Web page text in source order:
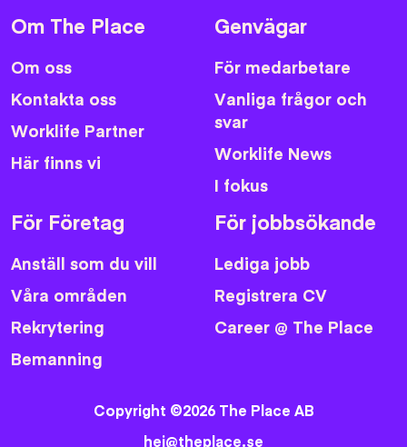
Om The Place
Om oss
Kontakta oss
Worklife Partner
Här finns vi
Genvägar
För medarbetare
Vanliga frågor och
svar
Worklife News
I fokus
För Företag
Anställ som du vill
Våra områden
Rekrytering
Bemanning
För jobbsökande
Lediga jobb
Registrera CV
Career @ The Place
Copyright ©2026 The Place AB
hej@theplace.se